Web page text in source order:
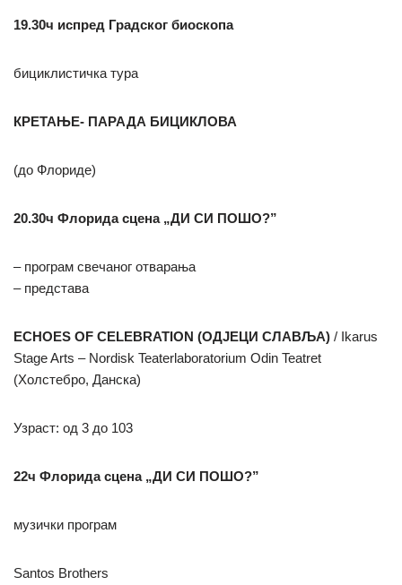
19.30ч испред Градског биоскопа
бициклистичка тура
КРЕТАЊЕ- ПАРАДА БИЦИКЛОВА
(до Флориде)
20.30ч Флорида сцена „ДИ СИ ПОШО?”
– програм свечаног отварања
– представа
ECHOES OF CELEBRATION (ОДЈЕЦИ СЛАВЉА) / Ikarus
Stage Arts – Nordisk Teaterlaboratorium Odin Teatret
(Холстебро, Данска)
Узраст: од 3 до 103
22ч Флорида сцена „ДИ СИ ПОШО?”
музички програм
Santos Brothers